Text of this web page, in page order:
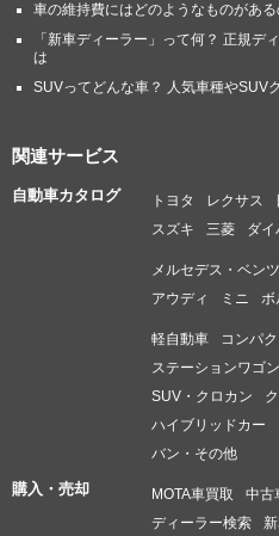
車の維持費にはどのようなものがあ
「新車ディーラー」って何？ 正規デ
は
SUVってどんな車？ 人気車種やSUV
関連サービス
自動車カタログ トヨタ レクサス
スズキ
三菱 ダイ
メルセデス・ベンツ
アウディ
ミニ ボ
軽自動車 コンパ
ステーションワゴ
SUV・クロカン
ハイブリッドカー
バン・その他
購入・売却 MOTA車買取 中古
ディーラー検索